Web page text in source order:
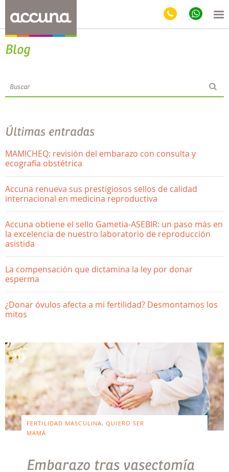
Blog
Últimas entradas
MAMICHEQ: revisión del embarazo con consulta y
ecografía obstétrica
Accuna renueva sus prestigiosos sellos de calidad
internacional en medicina reproductiva
Accuna obtiene el sello Gametia-ASEBIR: un paso más en
la excelencia de nuestro laboratorio de reproducción
asistida
La compensación que dictamina la ley por donar
esperma
¿Donar óvulos afecta a mi fertilidad? Desmontamos los
mitos
FERTILIDAD MASCULINA, QUIERO SER
MAMÁ
Embarazo tras vasectomía